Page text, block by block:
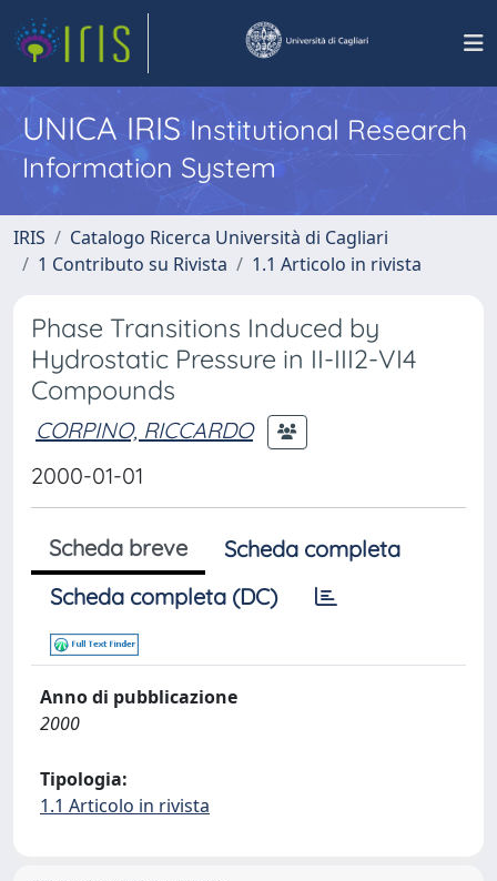
UNICA IRISInstitutional Research
Information System
IRIS
Catalogo Ricerca Università di Cagliari
1 Contributo su Rivista
1.1 Articolo in rivista
Phase Transitions Induced by
Hydrostatic Pressure in II-III2-VI4
Compounds
CORPINO, RICCARDO
2000-01-01
Scheda breve
Scheda completa
Scheda completa (DC)
Anno di pubblicazione
2000
Tipologia:
1.1 Articolo in rivista